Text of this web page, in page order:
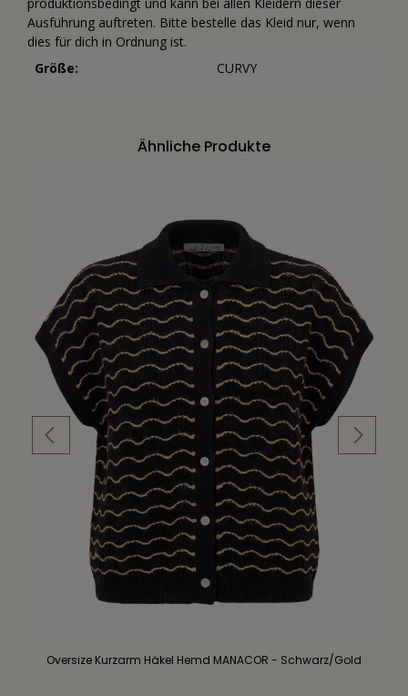
Ausführung auftreten. Bitte bestelle das Kleid nur, wenn
dies für dich in Ordnung ist.
Größe:
CURVY
Ähnliche Produkte
Oversize Kurzarm Häkel Hemd MANACOR - Schwarz/Gold